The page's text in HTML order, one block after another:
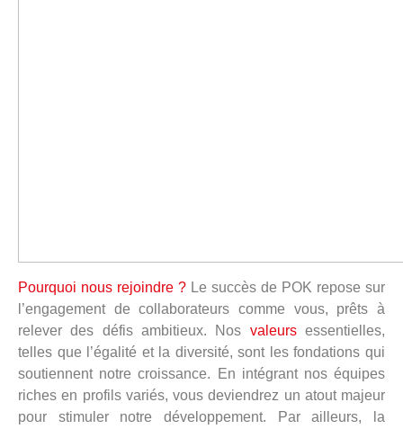
Pourquoi nous rejoindre ? Le succès de POK repose sur
l’engagement de collaborateurs comme vous, prêts à
relever des défis ambitieux. Nos valeursessentielles,
telles que l’égalité et la diversité, sont les fondations qui
soutiennent notre croissance. En intégrant nos équipes
riches en profils variés, vous deviendrez un atout majeur
pour stimuler notre développement. Par ailleurs, la